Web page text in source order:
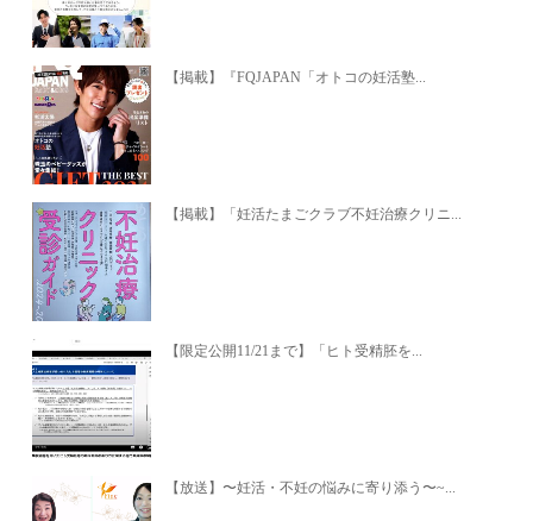
【掲載】『FQJAPAN「オトコの妊活塾...
【掲載】「妊活たまごクラブ不妊治療クリニ...
【限定公開11/21まで】「ヒト受精胚を...
【放送】〜妊活・不妊の悩みに寄り添う〜~...